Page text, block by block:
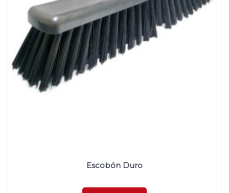
Escobón Duro